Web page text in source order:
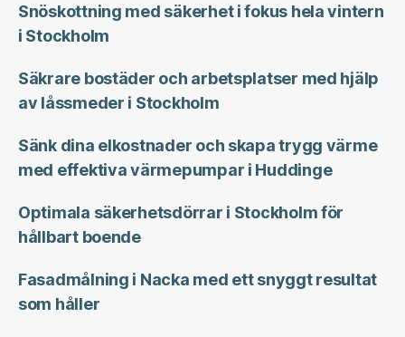
Snöskottning med säkerhet i fokus hela vintern
i Stockholm
Säkrare bostäder och arbetsplatser med hjälp
av låssmeder i Stockholm
Sänk dina elkostnader och skapa trygg värme
med effektiva värmepumpar i Huddinge
Optimala säkerhetsdörrar i Stockholm för
hållbart boende
Fasadmålning i Nacka med ett snyggt resultat
som håller